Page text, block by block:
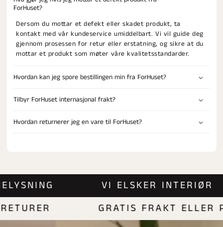
ForHuset?
Dersom du mottar et defekt eller skadet produkt, ta
kontakt med vår kundeservice umiddelbart. Vi vil guide deg
gjennom prosessen for retur eller erstatning, og sikre at du
mottar et produkt som møter våre kvalitetsstandarder.
Hvordan kan jeg spore bestillingen min fra ForHuset?
Tilbyr ForHuset internasjonal frakt?
Hvordan returnerer jeg en vare til ForHuset?
VI ELSKER
GRATIS FRAKT ELLER